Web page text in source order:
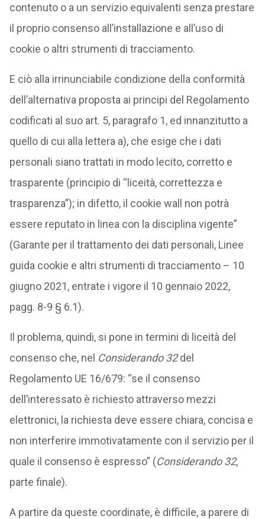
contenuto o a un servizio equivalenti senza prestare
il proprio consenso all’installazione e all’uso di
cookie o altri strumenti di tracciamento.
E ciò alla irrinunciabile condizione della conformità
dell’alternativa proposta ai principi del Regolamento
codificati al suo art. 5, paragrafo 1, ed innanzitutto a
quello di cui alla lettera a), che esige che i dati
personali siano trattati in modo lecito, corretto e
trasparente (principio di “liceità, correttezza e
trasparenza”); in difetto, il cookie wall non potrà
essere reputato in linea con la disciplina vigente”
(Garante per il trattamento dei dati personali, Linee
guida cookie e altri strumenti di tracciamento – 10
giugno 2021, entrate i vigore il 10 gennaio 2022,
pagg. 8-9 § 6.1).
Il problema, quindi, si pone in termini di liceità del
consenso che, nel Considerando 32del
Regolamento UE 16/679: “se il consenso
dell’interessato è richiesto attraverso mezzi
elettronici, la richiesta deve essere chiara, concisa e
non interferire immotivatamente con il servizio per il
quale il consenso è espresso” (Considerando 32,
parte finale).
A partire da queste coordinate, è difficile, a parere di